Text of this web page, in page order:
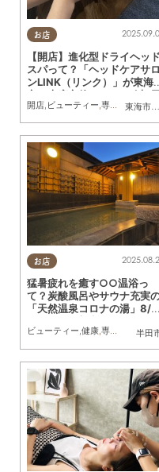
お店
東海市
,
【開店】進化型ドライヘッド
スパって？「ヘッドケアサロ
ンLINK（リンク）」が東海
市・大府市他にて7/24(木)
時オープン
開店 ビューティー 専門店 ,まちネタ
お店
半田
猛暑疲れを癒す○○温浴っ
て？炭酸風呂やサウナ充実
「天然温泉コロナの湯」8/31
たまる広告
ビューティー,健康,専門店 ちたま